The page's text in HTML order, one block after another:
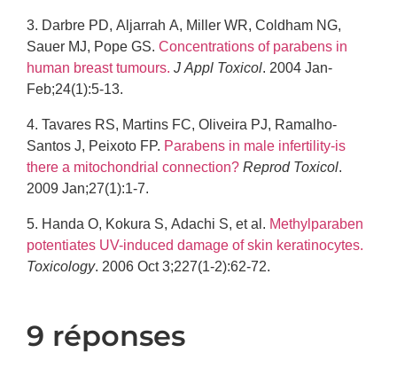
3. Darbre PD, Aljarrah A, Miller WR, Coldham NG,
Sauer MJ, Pope GS. Concentrations of parabens in
human breast tumours. J Appl Toxicol. 2004 Jan-
Feb;24(1):5-13.
4. Tavares RS, Martins FC, Oliveira PJ, Ramalho-
Santos J, Peixoto FP. Parabens in male infertility-is
there a mitochondrial connection?Reprod Toxicol.
2009 Jan;27(1):1-7.
5. Handa O, Kokura S, Adachi S, et al. Methylparaben
potentiates UV-induced damage of skin keratinocytes.
Toxicology. 2006 Oct 3;227(1-2):62-72.
9 réponses